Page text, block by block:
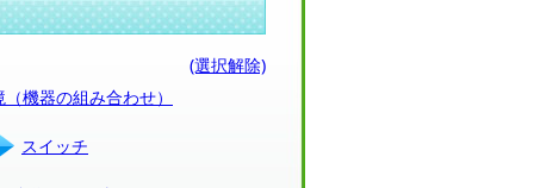
(選択解除)
機器の組み合わせ）
スイッチ